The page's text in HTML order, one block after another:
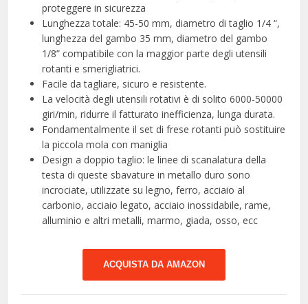
proteggere in sicurezza
Lunghezza totale: 45-50 mm, diametro di taglio 1/4 “,
lunghezza del gambo 35 mm, diametro del gambo
1/8” compatibile con la maggior parte degli utensili
rotanti e smerigliatrici.
Facile da tagliare, sicuro e resistente.
La velocità degli utensili rotativi è di solito 6000-50000
giri/min, ridurre il fatturato inefficienza, lunga durata.
Fondamentalmente il set di frese rotanti può sostituire
la piccola mola con maniglia
Design a doppio taglio: le linee di scanalatura della
testa di queste sbavature in metallo duro sono
incrociate, utilizzate su legno, ferro, acciaio al
carbonio, acciaio legato, acciaio inossidabile, rame,
alluminio e altri metalli, marmo, giada, osso, ecc
ACQUISTA DA AMAZON